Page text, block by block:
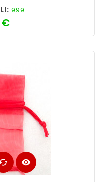
999
€Prezzo
visibility